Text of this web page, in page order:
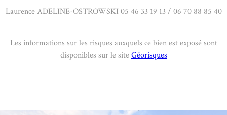
Laurence ADELINE-OSTROWSKI 05 46 33 19 13 / 06 70 88 85 40
Les informations sur les risques auxquels ce bien est exposé sont
disponibles sur le siteGéorisques